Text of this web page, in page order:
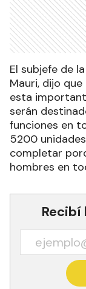
El subjefe de
Mauri, dijo
esta
serán
funciones en
5200
completar
hombres en
Recibí